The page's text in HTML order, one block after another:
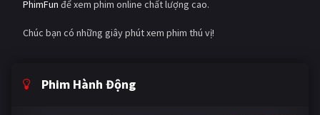
PhimFun để xem phim online chất lượng cao.
Chúc bạn có những giây phút xem phim thú vị!
Phim Hành Động